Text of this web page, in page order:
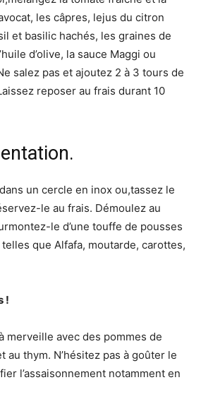
les câpres, lejus du citron
et basilic hachés, les graines de
d’olive, la sauce Maggi ou
salez pas et ajoutez 2 à 3 tours de
reposer au frais durant 10
un cercle en inox ou,tassez le
le au frais. Démoulez au
le d’une touffe de pousses
que Alfafa, moutarde, carottes,
!
merveille avec des pommes de
au thym. N’hésitez pas à goûter le
l’assaisonnement notamment en